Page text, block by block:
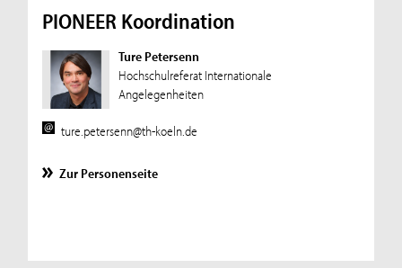
PIONEER Koordination
Ture Petersenn
Hochschulreferat Internationale
Angelegenheiten
ture.petersenn@th-koeln.de
Zur Personenseite